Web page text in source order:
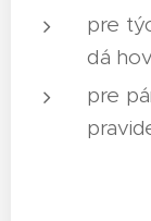
pre
dá
pre